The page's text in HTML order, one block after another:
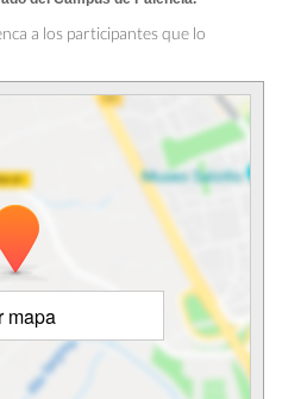
a los participantes que lo
mapa